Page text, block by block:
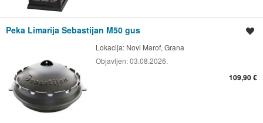
Peka Limarija Sebastijan M50 gus
Lokacija: Novi Marof, Grana
Objavljen:03.08.2026.
109,90 €